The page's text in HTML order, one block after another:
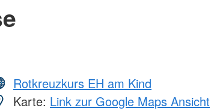
Rotkreuzkurs EH am Kind
Karte: Link zur Google Maps Ansicht